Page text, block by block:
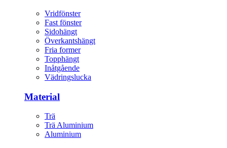
Vridfönster
Fast fönster
Sidohängt
Överkantshängt
Fria former
Topphängt
Inåtgående
Vädringslucka
Material
Trä
Trä Aluminium
Aluminium